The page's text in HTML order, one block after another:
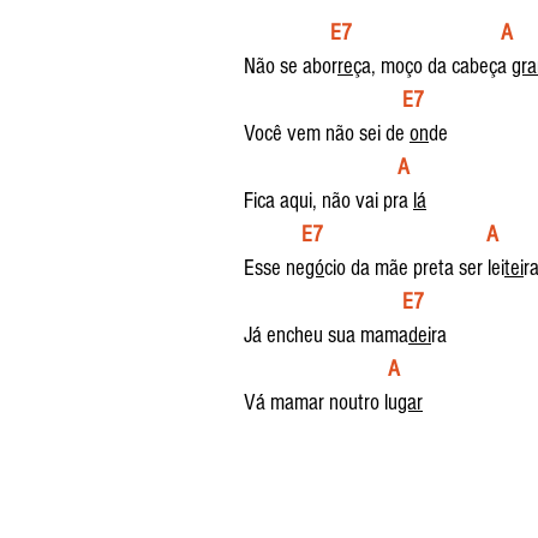
E7                               A
Não se aborreça, moço da cabeça
E7
Você vem não sei de onde
A
Fica aqui, não vai pra lá
E7                                  A
Esse negócio da mãe preta ser leiteira
E7
Já encheu sua mamadeira
A
Vá mamar noutro lugar